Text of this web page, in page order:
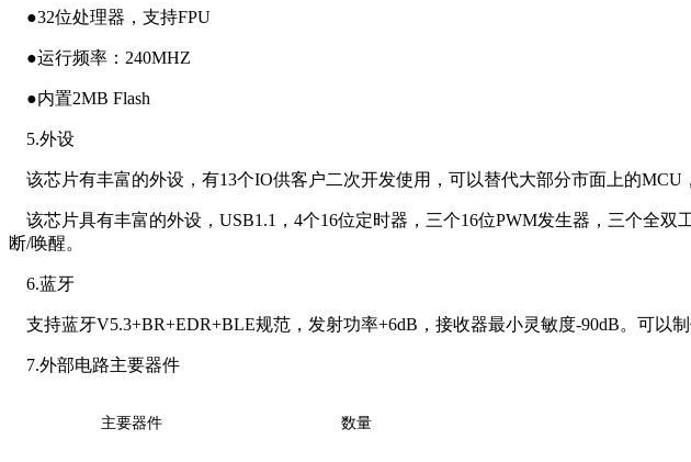
●32位处理器，支持FPU
●运行频率：240MHZ
●内置2MB Flash
5.外设
该芯片有丰富的外设，有13个IO供客户二次开发使用，可以替代大部分市面上的MCU
该芯片具有丰富的外设，USB1.1，4个16位定时器，三个16位PWM发生器，三个全
断/唤醒。
6.蓝牙
支持蓝牙V5.3+BR+EDR+BLE规范，发射功率+6dB，接收器最小灵敏度-90dB。可以制
7.外部电路主要器件
主要器件 数量